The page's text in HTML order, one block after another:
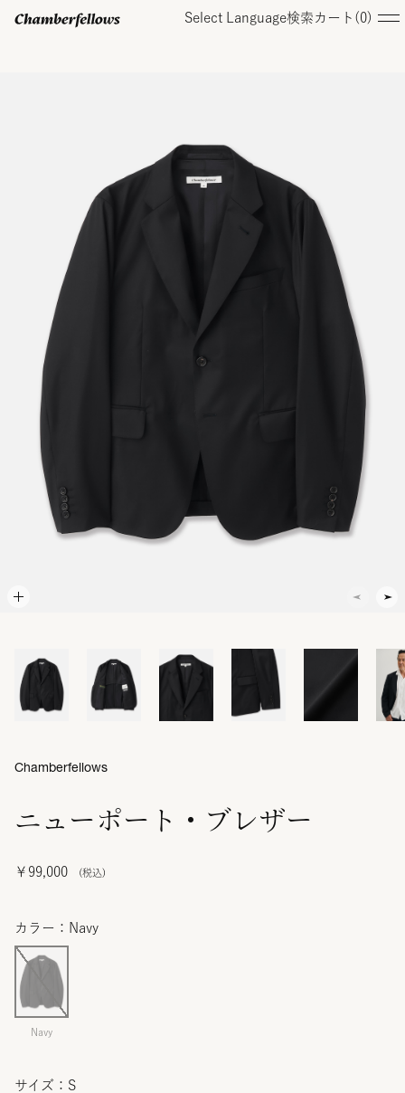
Select Language検索 カート( 0)
オンラインストア
コレクション
お知らせ
ニューポート・ブレザー
￥99,000
Chamberfellows
カラー：Navy
Navy
サイズ：S